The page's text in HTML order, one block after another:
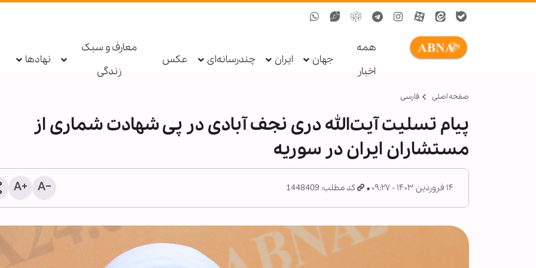
همه
اخبار
جهان ایران چندرسانه‌ای عکس
معارف و سبک
زندگی
نهادها
صفحه اصلی فارسی
پیام تسلیت آیت‌الله دری نجف آبادی در پی شهادت شماری از
مستشاران ایران در سوریه
۱۴ فروردین ۱۴۰۳ - ۰۹:۲۷ کد مطلب: 1448409
گزارش‌ها درباره کاهش
تسلیحاتی آمریکا، ترامپ را